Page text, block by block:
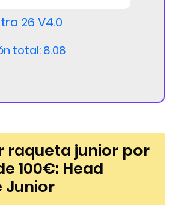
26 V4.0
total: 8.08
raqueta junior por
100€: Head
Junior